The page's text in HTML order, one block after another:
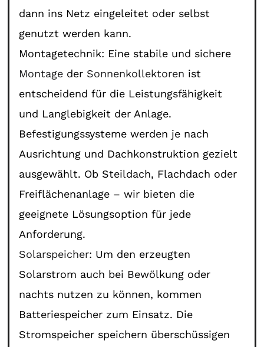
dann ins Netz eingeleitet oder selbst
genutzt werden kann.
Montagetechnik: Eine stabile und sichere
Montage der Sonnenkollektoren ist
entscheidend für die Leistungsfähigkeit
und Langlebigkeit der Anlage.
Befestigungssysteme werden je nach
Ausrichtung und Dachkonstruktion gezielt
ausgewählt. Ob Steildach, Flachdach oder
Freiflächenanlage – wir bieten die
geeignete Lösungsoption für jede
Anforderung.
Solarspeicher: Um den erzeugten
Solarstrom auch bei Bewölkung oder
nachts nutzen zu können, kommen
Batteriespeicher zum Einsatz. Die
Stromspeicher speichern überschüssigen